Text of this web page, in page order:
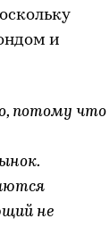
и
потому что
не